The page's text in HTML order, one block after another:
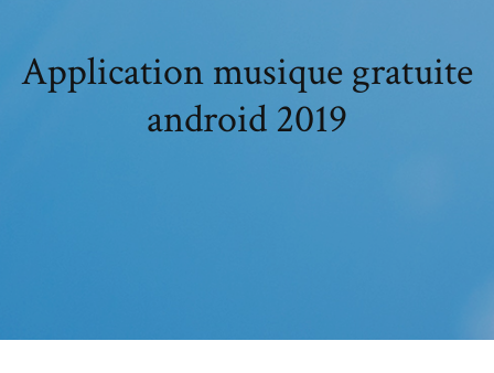
Application musique gratuite
android 2019